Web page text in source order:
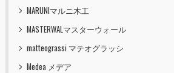
MARUNIマルニ木工
MASTERWALマスターウォール
matteograssi マテオグラッシ
Medea メデア